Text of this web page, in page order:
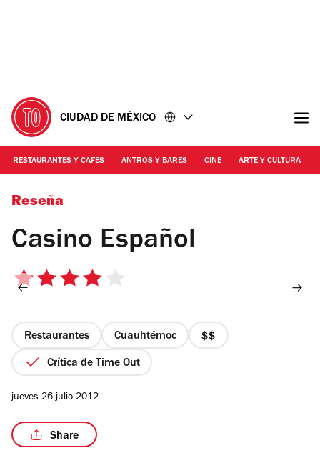
CIUDAD DE MÉXICO
RESTAURANTES Y CAFES ANTROS Y BARES CINE ARTE Y CULTURA
Roberto Beltrán
Reseña
Casino Español
4
estrellas
Restaurantes Cuauhtémoc
precio
Crítica de Time Out
jueves 26 julio 2012
Share